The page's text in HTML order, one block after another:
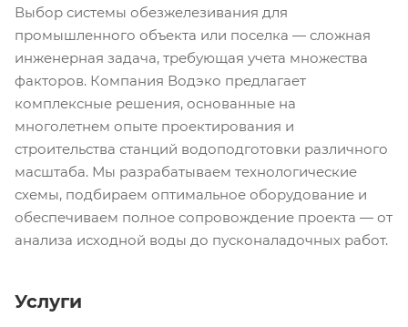
Выбор системы обезжелезивания для
промышленного объекта или поселка — сложная
инженерная задача, требующая учета множества
факторов. Компания Водэко предлагает
комплексные решения, основанные на
многолетнем опыте проектирования и
строительства станций водоподготовки различного
масштаба. Мы разрабатываем технологические
схемы, подбираем оптимальное оборудование и
обеспечиваем полное сопровождение проекта — от
анализа исходной воды до пусконаладочных работ.
Услуги